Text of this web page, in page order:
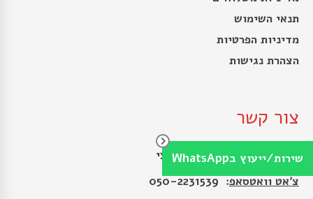
תנאי השימוש
מדיניות הפרטיות
הצהרת נגישות
צור קשר
שירות לקוחות/ייעוץ מקצועי
צ׳אט וואטסאפ: 050-2231539
שירות/ייעוץ בWhatsApp